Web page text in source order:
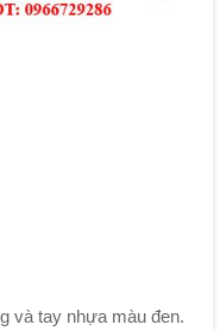
và tay nhựa màu đen.